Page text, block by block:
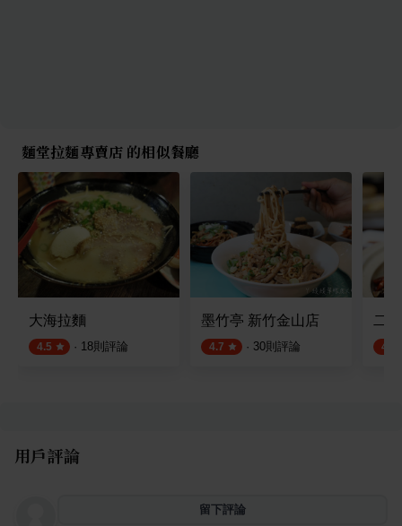
麵堂拉麵專賣店 的相似餐廳
大海拉麵
4.5 · 18則評論
墨竹亭 新竹金山店
4.7 · 30則評論
二
4.6
用戶評論
留下評論